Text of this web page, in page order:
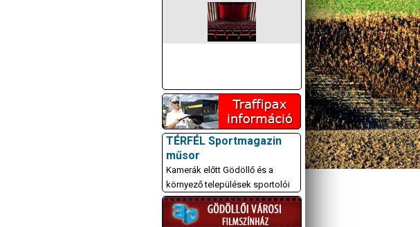
TÉRFÉL Sportmagazin
műsor
Kamerák előtt Gödöllő és a
környező települések sportolói